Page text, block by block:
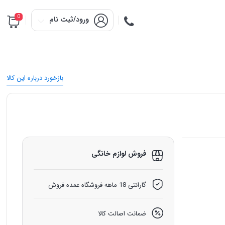
ورود/ثبت نام 0
بازخورد درباره این کالا
فروش لوازم خانگی
گارانتی 18 ماهه فروشگاه عمده فروش
ضمانت اصالت کالا